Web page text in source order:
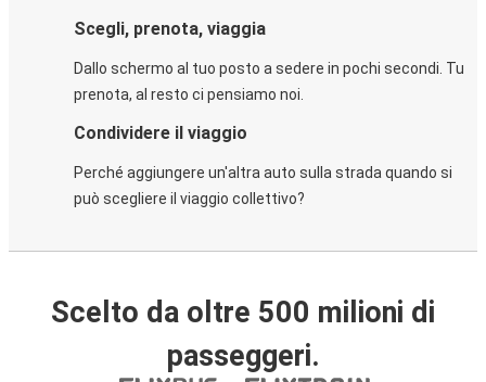
Scegli, prenota, viaggia
Dallo schermo al tuo posto a sedere in pochi secondi. Tu
prenota, al resto ci pensiamo noi.
Condividere il viaggio
Perché aggiungere un'altra auto sulla strada quando si
può scegliere il viaggio collettivo?
Scelto da oltre 500 milioni di
passeggeri.